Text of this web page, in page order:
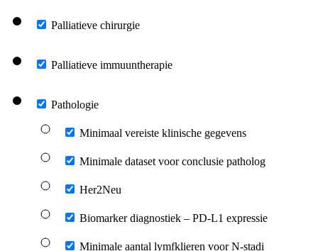
Palliatieve chirurgie
Palliatieve immuuntherapie
Pathologie
Minimaal vereiste klinische gegevens
Minimale dataset voor conclusie patholog
Her2Neu
Biomarker diagnostiek – PD-L1 expressie
Minimale aantal lymfklieren voor N-stadi